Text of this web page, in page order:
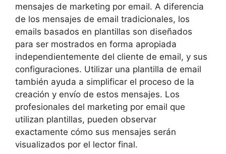
mensajes de marketing por email. A diferencia
de los mensajes de email tradicionales, los
emails basados en plantillas son diseñados
para ser mostrados en forma apropiada
independientemente del cliente de email, y sus
configuraciones. Utilizar una plantilla de email
también ayuda a simplificar el proceso de la
creación y envío de estos mensajes. Los
profesionales del marketing por email que
utilizan plantillas, pueden observar
exactamente cómo sus mensajes serán
visualizados por el lector final.